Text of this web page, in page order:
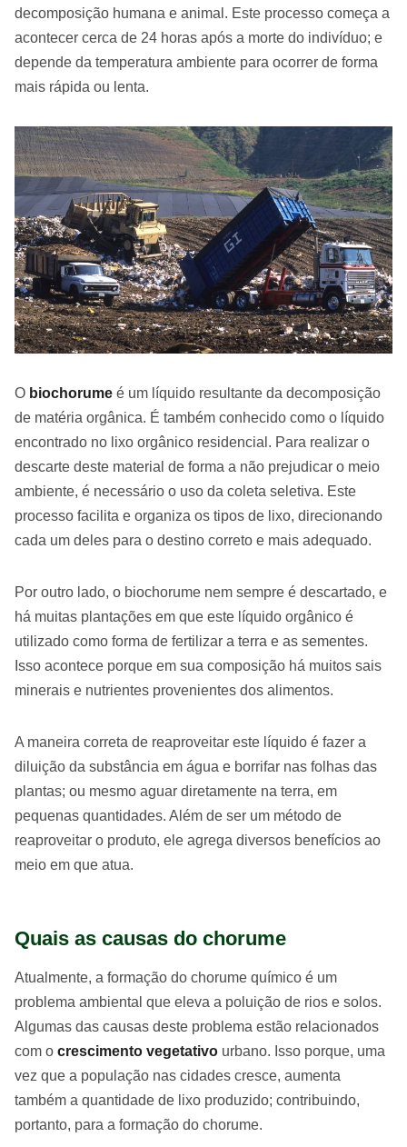
decomposição humana e animal. Este processo começa a
acontecer cerca de 24 horas após a morte do indivíduo; e
depende da temperatura ambiente para ocorrer de forma
mais rápida ou lenta.
O biochorume é um líquido resultante da decomposição
de matéria orgânica. É também conhecido como o líquido
encontrado no lixo orgânico residencial. Para realizar o
descarte deste material de forma a não prejudicar o meio
ambiente, é necessário o uso da coleta seletiva. Este
processo facilita e organiza os tipos de lixo, direcionando
cada um deles para o destino correto e mais adequado.
Por outro lado, o biochorume nem sempre é descartado, e
há muitas plantações em que este líquido orgânico é
utilizado como forma de fertilizar a terra e as sementes.
Isso acontece porque em sua composição há muitos sais
minerais e nutrientes provenientes dos alimentos.
A maneira correta de reaproveitar este líquido é fazer a
diluição da substância em água e borrifar nas folhas das
plantas; ou mesmo aguar diretamente na terra, em
pequenas quantidades. Além de ser um método de
reaproveitar o produto, ele agrega diversos benefícios ao
meio em que atua.
Quais as causas do chorume
Atualmente, a formação do chorume químico é um
problema ambiental que eleva a poluição de rios e solos.
Algumas das causas deste problema estão relacionados
com o crescimento vegetativo urbano. Isso porque, uma
vez que a população nas cidades cresce, aumenta
também a quantidade de lixo produzido; contribuindo,
portanto, para a formação do chorume.